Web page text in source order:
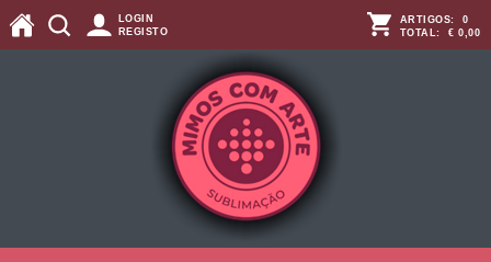
LOGIN
REGISTO
ARTIGOS: 0
TOTAL: € 0,00